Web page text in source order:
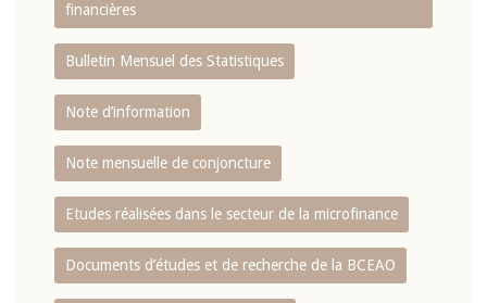
financières
Bulletin Mensuel des Statistiques
Note d’information
Note mensuelle de conjoncture
Etudes réalisées dans le secteur de la microfinance
Documents d’études et de recherche de la BCEAO